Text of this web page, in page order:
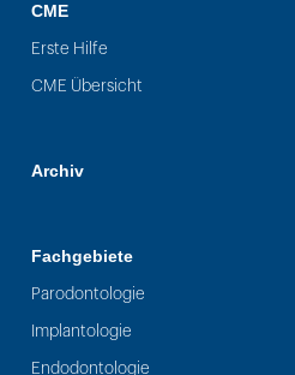
CME
Erste Hilfe
CME Übersicht
Archiv
Fachgebiete
Parodontologie
Implantologie
Endodontologie